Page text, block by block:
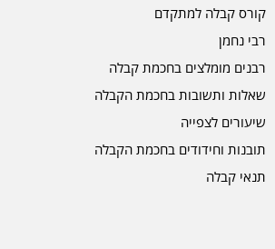
קורס קבלה למתקדם
רבי נחמן
רבנים מומלצים בחכמת קבלה
שאלות ותשובות בחכמת הקבלה
שיעורים לצפייה
תובנות וחידודים בחכמת הקבלה
תנאי קבלה